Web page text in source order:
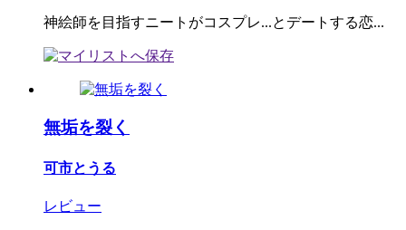
神絵師を目指すニートがコスプレ...とデートする恋...
無垢を裂く
可市とうる
レビュー